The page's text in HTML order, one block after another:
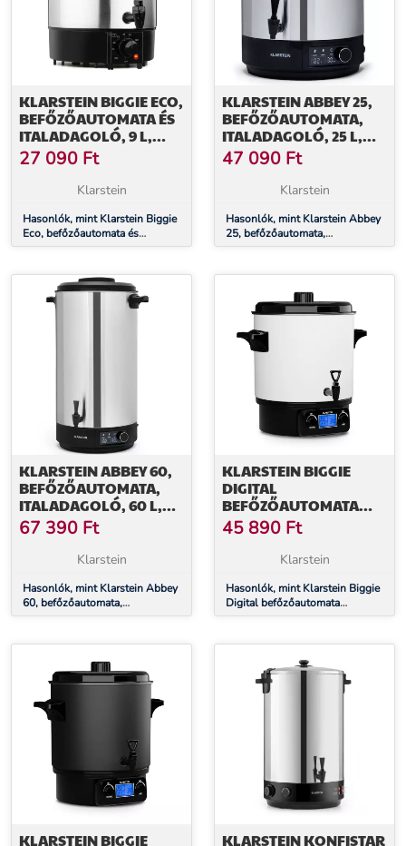
KLARSTEIN BIGGIE ECO,
BEFŐZŐAUTOMATA ÉS
ITALADAGOLÓ, 9 L,
1000 W, 30–100 ° C,
CSAP
27 090 Ft
Klarstein
Hasonlók, mint Klarstein Biggie
Eco, befőzőautomata és
italadagoló, 9 l, 1000 W, 30–
KLARSTEIN ABBEY 25,
BEFŐZŐAUTOMATA,
ITALADAGOLÓ, 25 L,
100 °C, 180 PERC,
ROZSDAMENTES ACÉL
47 090 Ft
Klarstein
Hasonlók, mint Klarstein Abbey
25, befőzőautomata,
italadagoló, 25 l, 100 °C, 180
KLARSTEIN ABBEY 60,
BEFŐZŐAUTOMATA,
ITALADAGOLÓ, 60 L,
100 °C, 180 PERC,
ROZSDAMENTES ACÉL
67 390 Ft
Klarstein
Hasonlók, mint Klarstein Abbey
60, befőzőautomata,
italadagoló, 60 l, 100 °C, 180
KLARSTEIN BIGGIE
DIGITAL
BEFŐZŐAUTOMATA
ITALADAGOLÓ
ELEKTROMOS 27L 1800
W ROZSDAMENTES
45 890 Ft
Klarstein
Hasonlók, mint Klarstein Biggie
Digital befőzőautomata
italadagoló elektromos 27L
KLARSTEIN BIGGIE
KLARSTEIN KONFISTAR